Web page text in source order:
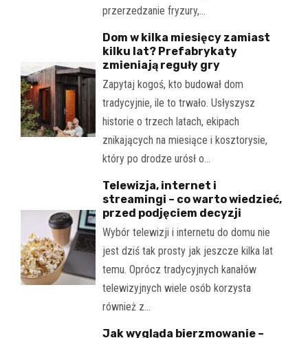
przerzedzanie fryzury,…
Dom w kilka miesięcy zamiast
kilku lat? Prefabrykaty
zmieniają reguły gry
Zapytaj kogoś, kto budował dom
tradycyjnie, ile to trwało. Usłyszysz
historie o trzech latach, ekipach
znikających na miesiące i kosztorysie,
który po drodze urósł o…
Telewizja, internet i
streamingi – co warto wiedzieć,
przed podjęciem decyzji
Wybór telewizji i internetu do domu nie
jest dziś tak prosty jak jeszcze kilka lat
temu. Oprócz tradycyjnych kanałów
telewizyjnych wiele osób korzysta
również z…
Jak wygląda bierzmowanie –